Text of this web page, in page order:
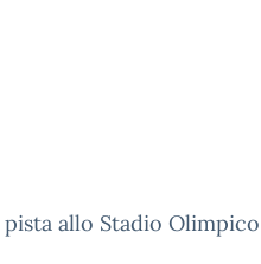
pista allo Stadio